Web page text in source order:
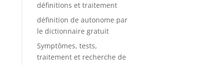
définitions et traitement
définition de autonome par
le dictionnaire gratuit
Symptômes, tests,
traitement et recherche de